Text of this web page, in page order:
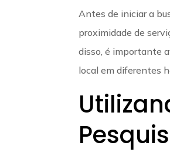
Antes de iniciar a
proximidade de
disso, é importante
local em diferentes